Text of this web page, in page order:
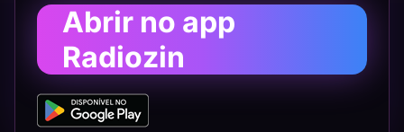
Abrir no app
Radiozin